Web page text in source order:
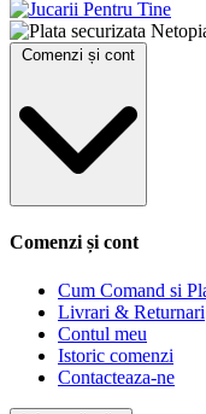
Comenzi și cont
Comenzi și cont
Cum Comand si
Livrari & Returnari
Contul meu
Istoric comenzi
Contacteaza-ne